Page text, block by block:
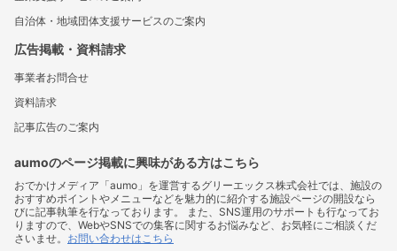
自治体・地域団体支援サービスのご案内
広告掲載・資料請求
事業者お問合せ
資料請求
記事広告のご案内
aumoのページ掲載に興味がある方はこちら
おでかけメディア「aumo」を運営するグリーエックス株式会社では、施設の
おすすめポイントやメニューなどを魅力的に紹介する施設ページの開設なら
びに記事執筆を行なっております。 また、SNS運用のサポートも行なってお
りますので、WebやSNSでの集客に関するお悩みなど、お気軽にご相談くだ
さいませ。 お問い合わせはこちら